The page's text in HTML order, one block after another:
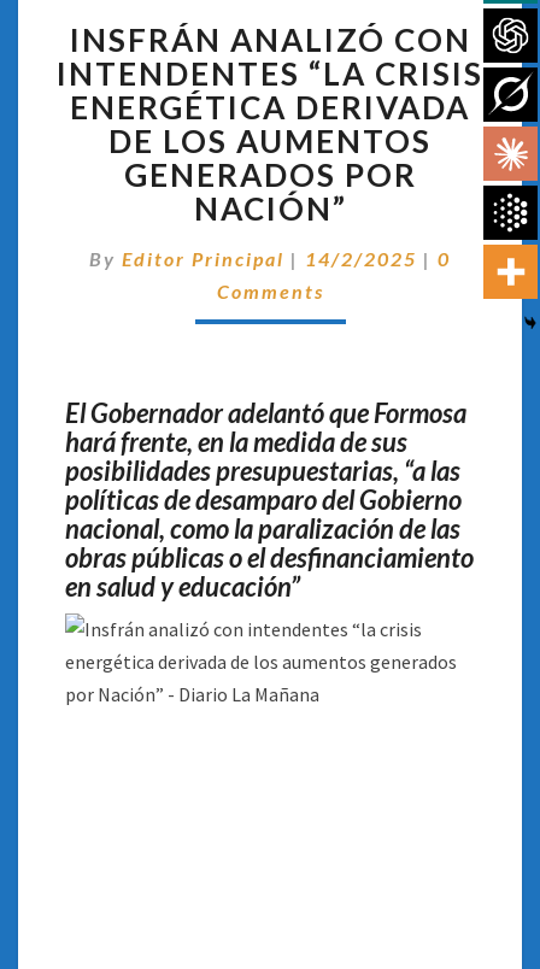
ANALIZÓ
CON
INTENDENTES
“LA
CRISIS
ENERGÉTICA
DERIVADA
DE
LOS
AUMENTOS
GENERADOS
POR
INSFRÁN ANALIZÓ CON
INTENDENTES “LA CRISIS
ENERGÉTICA DERIVADA
DE LOS AUMENTOS
GENERADOS POR
NACIÓN”
By Editor Principal | 14/2/2025 | 0
Comments
El Gobernador adelantó que Formosa
hará frente, en la medida de sus
posibilidades presupuestarias, “a las
políticas de desamparo del Gobierno
nacional, como la paralización de las
obras públicas o el desfinanciamiento
en salud y educación”